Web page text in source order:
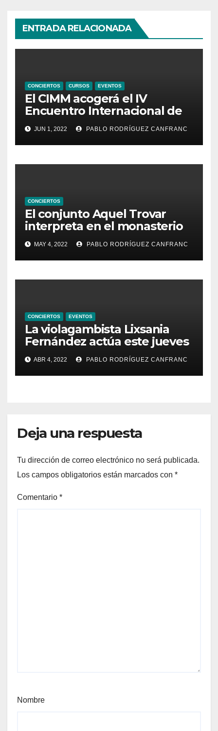
ENTRADA RELACIONADA
CONCIERTOS CURSOS EVENTOS
El CIMM acogerá el IV
Encuentro Internacional de
Ministriles
JUN 1, 2022 PABLO RODRÍGUEZ CANFRANC
CONCIERTOS
El conjunto Aquel Trovar
interpreta en el monasterio
de Santa María de la
Valldigna las cantigas de
Alfonso X el Sabio
MAY 4, 2022 PABLO RODRÍGUEZ CANFRANC
CONCIERTOS EVENTOS
La violagambista Lixsania
Fernández actúa este jueves
en el ciclo de música en
directo de Fundación Cañada
Blanch
ABR 4, 2022 PABLO RODRÍGUEZ CANFRANC
Deja una respuesta
Tu dirección de correo electrónico no será publicada.
Los campos obligatorios están marcados con *
Comentario *
Nombre